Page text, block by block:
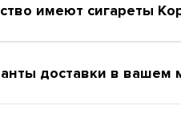
имеют сигареты
доставки в вашем